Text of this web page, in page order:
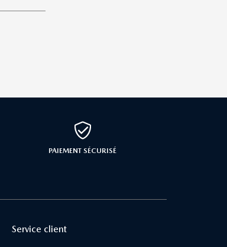
PAIEMENT SÉCURISÉ
Service client